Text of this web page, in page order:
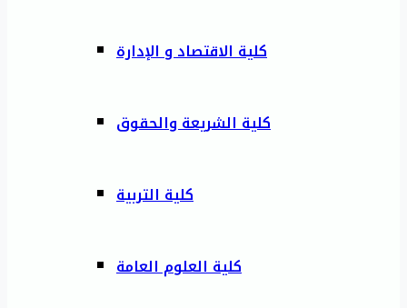
كلية الاقتصاد و الإدارة
كلية الشريعة والحقوق
كلية التربية
كلية العلوم العامة